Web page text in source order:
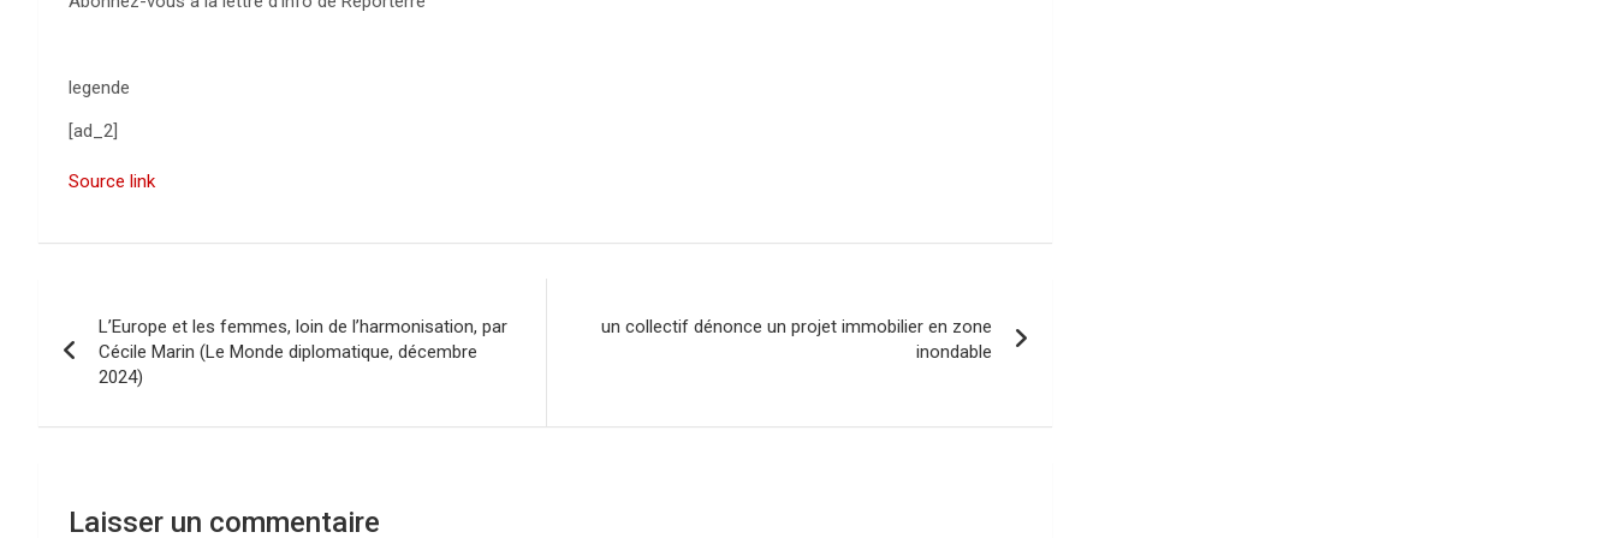
legende
[ad_2]
Source link
L’Europe et les femmes, loin de l’harmonisation, par
Cécile Marin (Le Monde diplomatique, décembre
2024)
un collectif dénonce un projet immobilier en zone
inondable
Laisser un commentaire